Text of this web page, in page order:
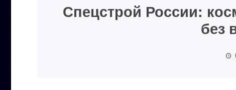
Спецстрой России:
без